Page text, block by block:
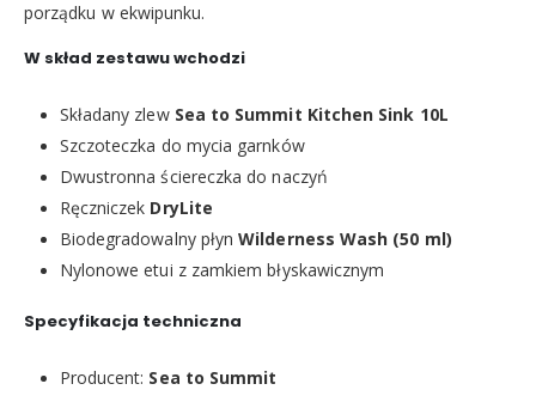
porządku w ekwipunku.
W skład zestawu wchodzi
Składany zlew Sea to Summit Kitchen Sink 10L
Szczoteczka do mycia garnków
Dwustronna ściereczka do naczyń
Ręczniczek DryLite
Biodegradowalny płynWilderness Wash (50 ml)
Nylonowe etui z zamkiem błyskawicznym
Specyfikacja techniczna
Producent: Sea to Summit